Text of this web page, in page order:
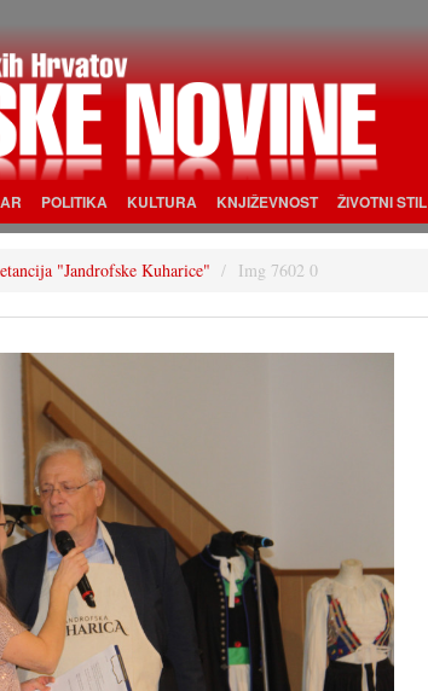
POLITIKA KULTURA KNJIŽEVNOST ŽIVOTNI STIL
"Jandrofske Kuharice" Img 7602 0